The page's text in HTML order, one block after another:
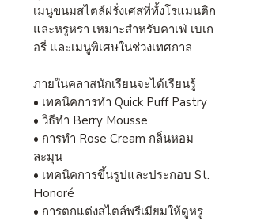
เมนูขนมสไตล์ฝรั่งเศสที่ทั้งโรแมนติก
และหรูหรา เหมาะสำหรับคาเฟ่ เบเก
อรี่ และเมนูพิเศษในช่วงเทศกาล
ภายในคลาสนักเรียนจะได้เรียนรู้
• เทคนิคการทำ Quick Puff Pastry
• วิธีทำ Berry Mousse
• การทำ Rose Cream กลิ่นหอม
ละมุน
• เทคนิคการขึ้นรูปและประกอบ St.
Honoré
• การตกแต่งสไตล์พรีเมียมให้ดูหรู